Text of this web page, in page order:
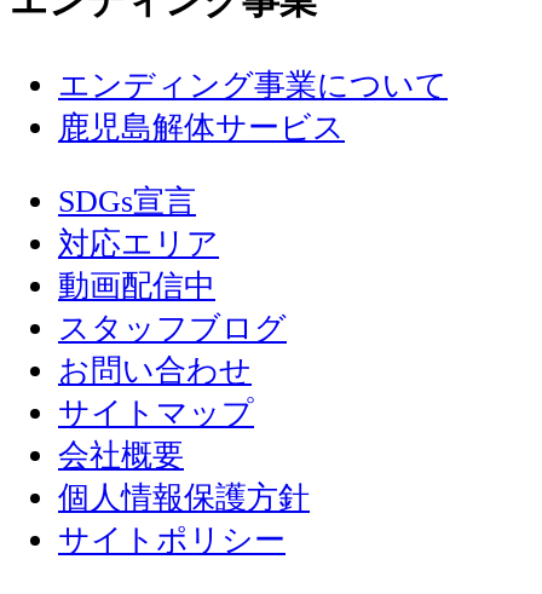
エンディング事業について
鹿児島解体サービス
SDGs宣言
対応エリア
動画配信中
スタッフブログ
お問い合わせ
サイトマップ
会社概要
個人情報保護方針
サイトポリシー